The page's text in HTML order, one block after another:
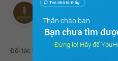
Đối tác thực hiện
Thân chào bạn
Bạn chưa tìm
Đừng lo! Hãy để